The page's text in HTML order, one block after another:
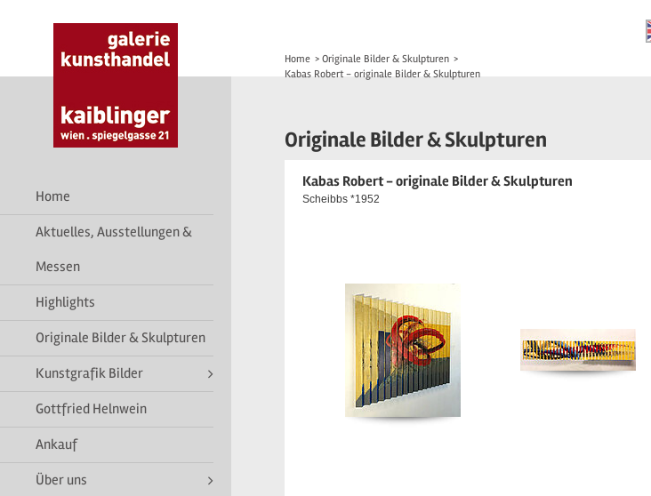
Home
Aktuelles, Ausstellungen &
Messen
Highlights
Originale Bilder & Skulpturen
Kunstgrafik Bilder
Gottfried Helnwein
Ankauf
Über uns
Home > Originale Bilder & Skulpturen >
Kabas Robert - originale Bilder & Skulpturen
Originale Bilder & Skulpturen
Kabas Robert - originale Bilder & Skulpturen
Scheibbs *1952